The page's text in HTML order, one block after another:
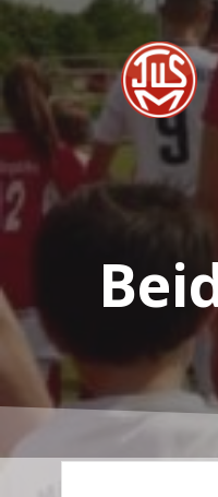
Zum
springen